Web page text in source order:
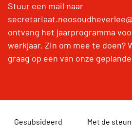
Stuur een mail naar
ontvang het jaarprogramma
werkjaar. Zin om mee te doen?
graag op een van onze
Gesubsideerd Met de